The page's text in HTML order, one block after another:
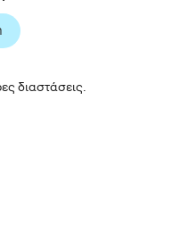
διαστάσεις.